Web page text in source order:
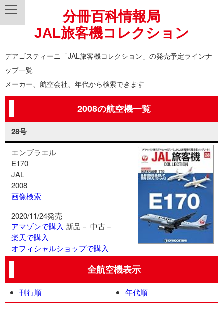
分冊百科情報局
JAL旅客機コレクション
デアゴスティーニ「JAL旅客機コレクション」の発売予定ラインナ
ップ一覧
メーカー、航空会社、年代から検索できます
2008の航空機一覧
28号
エンブラエル
E170
JAL
2008
画像検索
2020/11/24発売
アマゾンで購入 新品－ 中古－
楽天で購入
オフィシャルショップで購入
全航空機表示
刊行順 年代順